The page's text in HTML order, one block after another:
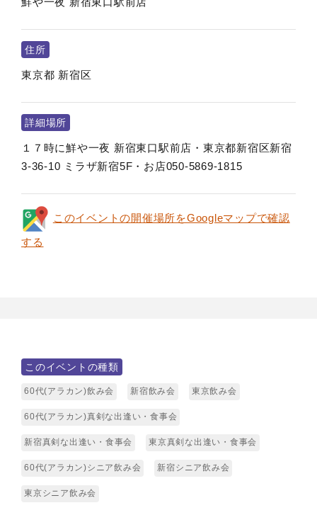
住所
東京都 新宿区
詳細場所
１７時に鮮や一夜 新宿東口駅前店・東京都新宿区新宿
3-36-10 ミラザ新宿5F・お店050-5869-1815
このイベントの開催場所をGoogleマップで確認
する
このイベントの種類
60代(アラカン)飲み会 新宿飲み会 東京飲み会
60代(アラカン)真剣な出逢い・食事会
新宿真剣な出逢い・食事会 東京真剣な出逢い・食事会
60代(アラカン)シニア飲み会 新宿シニア飲み会
東京シニア飲み会